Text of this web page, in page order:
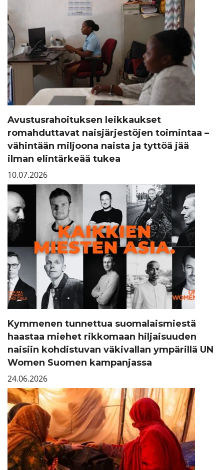
Avustusrahoituksen leikkaukset
romahduttavat naisjärjestöjen toimintaa –
vähintään miljoona naista ja tyttöä jää
ilman elintärkeää tukea
10.07.2026
Kymmenen tunnettua suomalaismiestä
haastaa miehet rikkomaan hiljaisuuden
naisiin kohdistuvan väkivallan ympärillä UN
Women Suomen kampanjassa
24.06.2026